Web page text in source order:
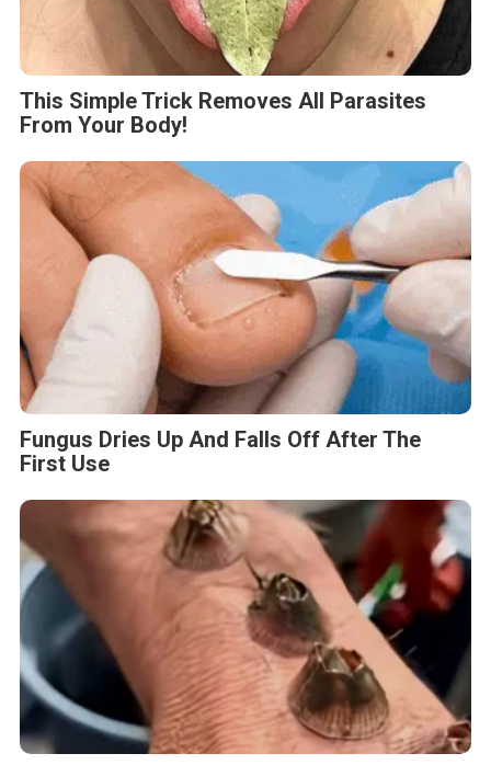
This Simple Trick Removes All Parasites
From Your Body!
Fungus Dries Up And Falls Off After The
First Use